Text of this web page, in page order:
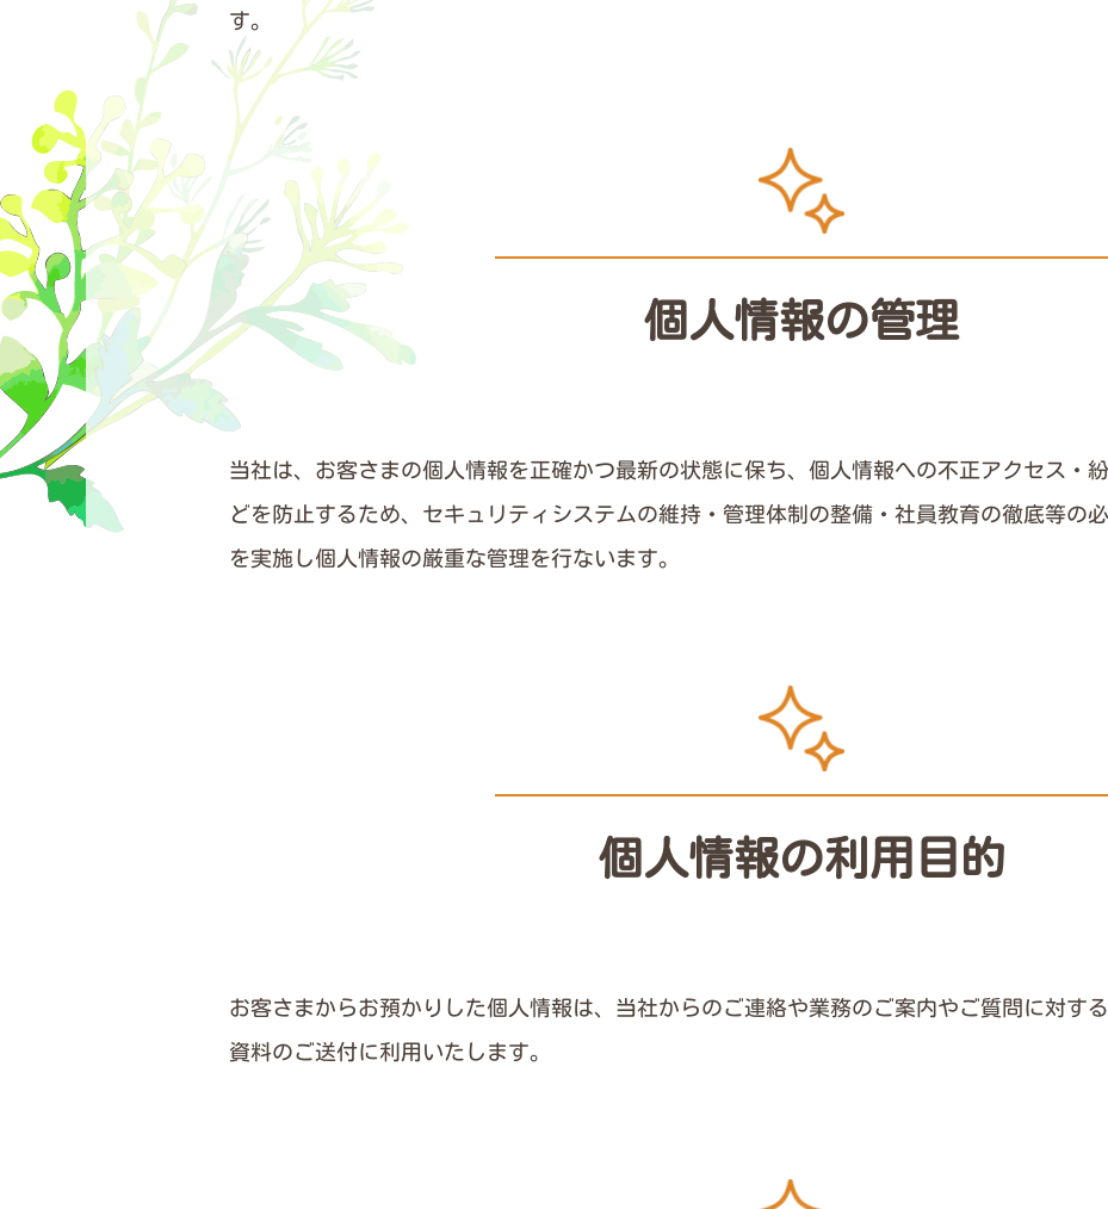
す。
個人情報の管理
当社は、お客さまの個人情報を正確かつ最新の状態に保ち、個人情報への不正アクセス・
どを防止するため、セキュリティシステムの維持・管理体制の整備・社員教育の徹底等の
を実施し個人情報の厳重な管理を行ないます。
個人情報の利用目的
お客さまからお預かりした個人情報は、当社からのご連絡や業務のご案内やご質問に対す
資料のご送付に利用いたします。